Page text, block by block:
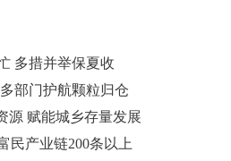
多措并举保夏收
部门护航颗粒归仓
源 赋能城乡存量发展
民产业链200条以上